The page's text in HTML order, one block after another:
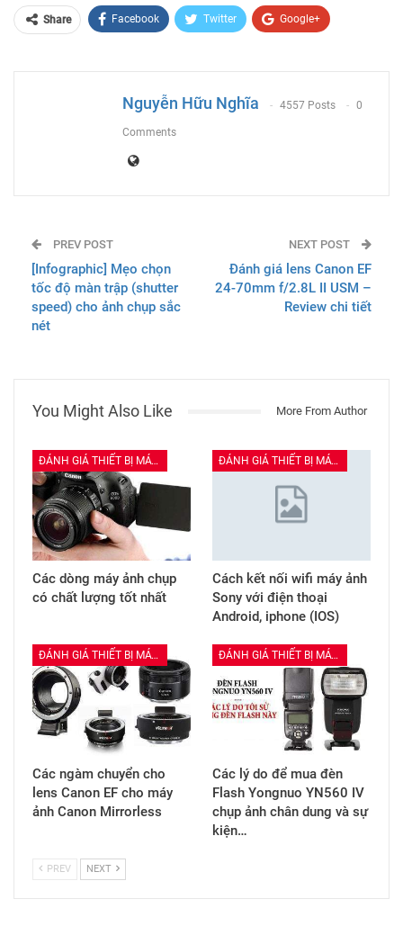
Share Facebook Twitter Google+
Nguyễn Hữu Nghĩa 4557 Posts 0
Comments
PREV POST
[Infographic] Mẹo chọn
tốc độ màn trập (shutter
speed) cho ảnh chụp sắc
nét
NEXT POST
Đánh giá lens Canon EF
24-70mm f/2.8L II USM –
Review chi tiết
You Might Also Like More From Author
ĐÁNH GIÁ THIẾT BỊ MÁY ẢNH
Các dòng máy ảnh chụp
có chất lượng tốt nhất
ĐÁNH GIÁ THIẾT BỊ MÁY ẢNH
Cách kết nối wifi máy ảnh
Sony với điện thoại
Android, iphone (IOS)
ĐÁNH GIÁ THIẾT BỊ MÁY ẢNH
Các ngàm chuyển cho
lens Canon EF cho máy
ảnh Canon Mirrorless
ĐÁNH GIÁ THIẾT BỊ MÁY ẢNH
Các lý do để mua đèn
Flash Yongnuo YN560 IV
chụp ảnh chân dung và sự
kiện…
PREV NEXT